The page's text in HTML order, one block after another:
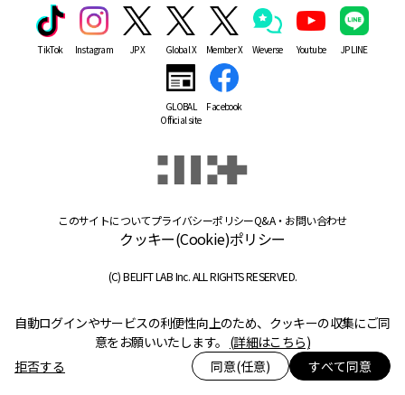
TikTok Instagram JP X Global X Member X Weverse Youtube JP LINE
GLOBAL
Official site
Facebook
このサイトについてプライバシーポリシーQ&A・お問い合わせ
クッキー(Cookie)ポリシー
(C) BELIFT LAB Inc. ALL RIGHTS RESERVED.
自動ログインやサービスの利便性向上のため、クッキーの収集にご同
意をお願いいたします。 (詳細はこちら)
拒否する
同意(任意) すべて同意